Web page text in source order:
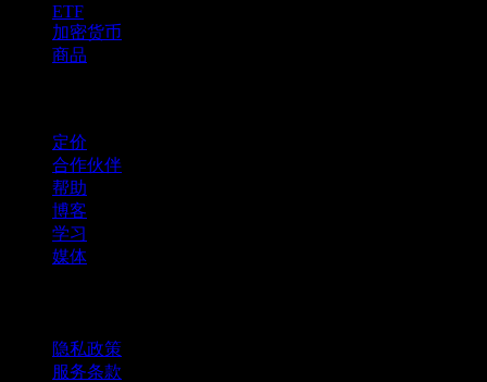
ETF
加密货币
商品
定价
合作伙伴
帮助
博客
学习
媒体
隐私政策
服务条款